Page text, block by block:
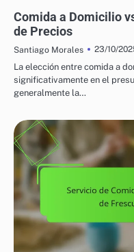
Comida a Domicilio
de Precios
Santiago Morales
23/10/
La elección entre comida a
significativamente en el
generalmente la…